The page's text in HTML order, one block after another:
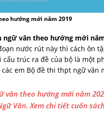
hướng mới năm 2019
ngữ văn theo hướng mới
nước rút này thì cách ôn
trúc ra đề của bộ là một
em Bộ đề thi thpt ngữ
văn theo hướng mới năm
Ngữ Văn. Xem chi tiết cuốn